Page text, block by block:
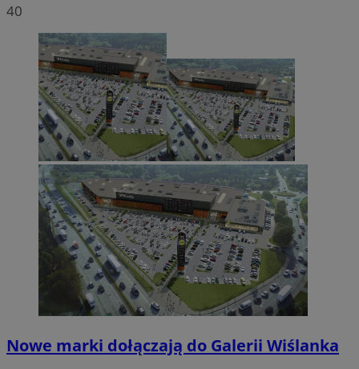
40
Nowe marki dołączają do Galerii Wiślanka